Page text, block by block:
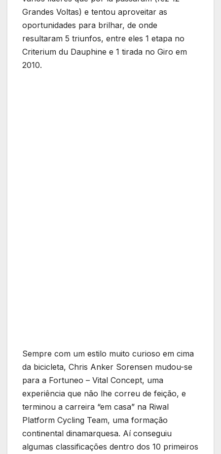
Grandes Voltas) e tentou aproveitar as
oportunidades para brilhar, de onde
resultaram 5 triunfos, entre eles 1 etapa no
Criterium du Dauphine e 1 tirada no Giro em
2010.
Sempre com um estilo muito curioso em cima
da bicicleta, Chris Anker Sorensen mudou-se
para a Fortuneo – Vital Concept, uma
experiência que não lhe correu de feição, e
terminou a carreira “em casa” na Riwal
Platform Cycling Team, uma formação
continental dinamarquesa. Aí conseguiu
algumas classificações dentro dos 10 primeiros